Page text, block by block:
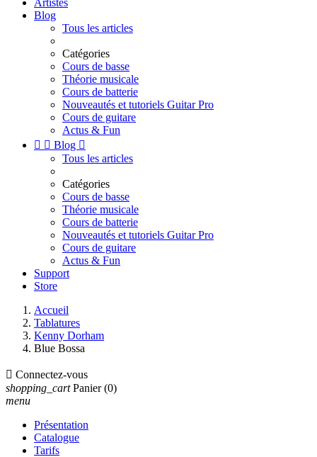
Artistes
Blog
Tous les articles
Catégories
Cours de basse
Théorie musicale
Cours de batterie
Nouveautés et tutoriels Guitar Pro
Cours de guitare
Actus & Fun
  Blog 
Tous les articles
Catégories
Cours de basse
Théorie musicale
Cours de batterie
Nouveautés et tutoriels Guitar Pro
Cours de guitare
Actus & Fun
Support
Store
Accueil
Tablatures
Kenny Dorham
Blue Bossa
 Connectez-vous
shopping_cart Panier (0)
menu
Présentation
Catalogue
Tarifs